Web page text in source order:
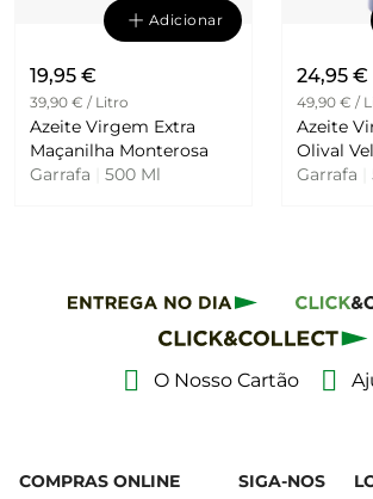
Adicionar
19,95 €
39,90 € / Litro
Azeite Virgem Extra
Maçanilha Monterosa
Garrafa
500 Ml
24,95 €
49,90 € /
Azeite
Olival
Garrafa
O Nosso Cartão
COMPRAS ONLINE SIGA-NOS